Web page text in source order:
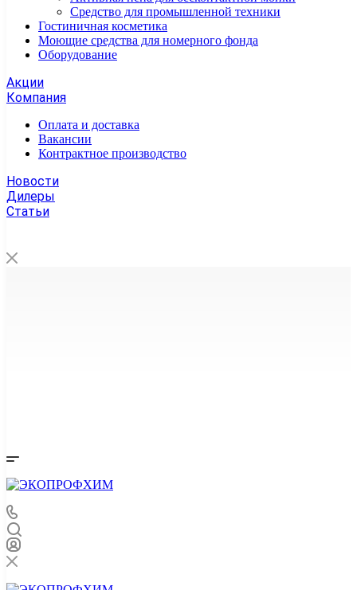
Средство для промышленной техники
Гостиничная косметика
Моющие средства для номерного фонда
Оборудование
Акции
Компания
Оплата и доставка
Вакансии
Контрактное производство
Новости
Дилеры
Статьи